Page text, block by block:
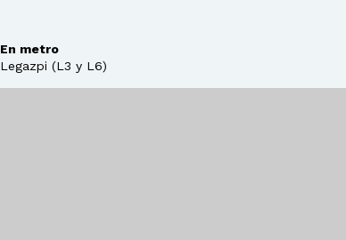
En metro
Legazpi (L3 y L6)